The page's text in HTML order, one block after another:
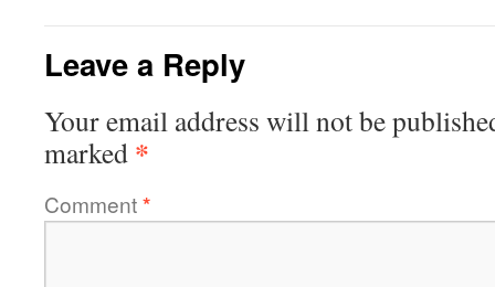
Leave a Reply
Your email address will not be
marked *
Comment*